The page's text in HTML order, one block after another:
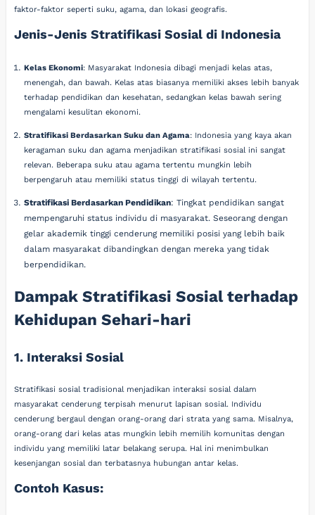
faktor-faktor seperti suku, agama, dan lokasi geografis.
Jenis-Jenis Stratifikasi Sosial di Indonesia
Kelas Ekonomi: Masyarakat Indonesia dibagi menjadi kelas atas,
menengah, dan bawah. Kelas atas biasanya memiliki akses lebih banyak
terhadap pendidikan dan kesehatan, sedangkan kelas bawah sering
mengalami kesulitan ekonomi.
Stratifikasi Berdasarkan Suku dan Agama: Indonesia yang kaya akan
keragaman suku dan agama menjadikan stratifikasi sosial ini sangat
relevan. Beberapa suku atau agama tertentu mungkin lebih
berpengaruh atau memiliki status tinggi di wilayah tertentu.
Stratifikasi Berdasarkan Pendidikan: Tingkat pendidikan sangat
mempengaruhi status individu di masyarakat. Seseorang dengan
gelar akademik tinggi cenderung memiliki posisi yang lebih baik
dalam masyarakat dibandingkan dengan mereka yang tidak
berpendidikan.
Dampak Stratifikasi Sosial terhadap
Kehidupan Sehari-hari
1. Interaksi Sosial
Stratifikasi sosial tradisional menjadikan interaksi sosial dalam
masyarakat cenderung terpisah menurut lapisan sosial. Individu
cenderung bergaul dengan orang-orang dari strata yang sama. Misalnya,
orang-orang dari kelas atas mungkin lebih memilih komunitas dengan
individu yang memiliki latar belakang serupa. Hal ini menimbulkan
kesenjangan sosial dan terbatasnya hubungan antar kelas.
Contoh Kasus: